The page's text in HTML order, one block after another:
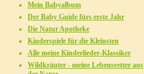
Mein Babyalbum
Der Baby Guide fürs erste Jahr
Die Natur Apotheke
Kinderspiele für die Kleinsten
Alle meine Kinderlieder-Klassiker
Wildkräuter - meine Lebensretter aus